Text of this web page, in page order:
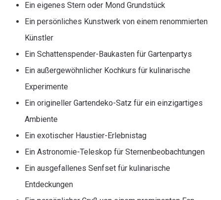
Ein eigenes Stern oder Mond Grundstück
Ein persönliches Kunstwerk von einem renommierten
Künstler
Ein Schattenspender-Baukasten für Gartenpartys
Ein außergewöhnlicher Kochkurs für kulinarische
Experimente
Ein origineller Gartendeko-Satz für ein einzigartiges
Ambiente
Ein exotischer Haustier-Erlebnistag
Ein Astronomie-Teleskop für Sternenbeobachtungen
Ein ausgefallenes Senfset für kulinarische
Entdeckungen